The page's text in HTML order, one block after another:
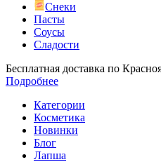
Снеки
Пасты
Соусы
Сладости
Бесплатная доставка по
Подробнее
Категории
Косметика
Новинки
Блог
Лапша